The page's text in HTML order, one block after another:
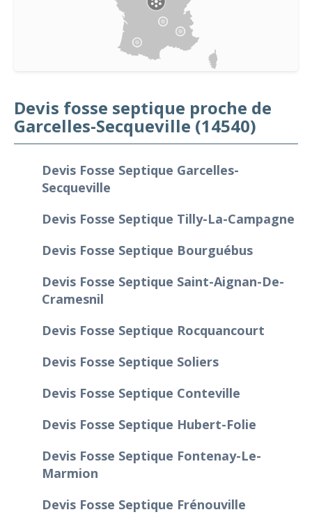
Devis fosse septique proche de
Garcelles-Secqueville (14540)
Devis Fosse Septique Garcelles-
Secqueville
Devis Fosse Septique Tilly-La-Campagne
Devis Fosse Septique Bourguébus
Devis Fosse Septique Saint-Aignan-De-
Cramesnil
Devis Fosse Septique Rocquancourt
Devis Fosse Septique Soliers
Devis Fosse Septique Conteville
Devis Fosse Septique Hubert-Folie
Devis Fosse Septique Fontenay-Le-
Marmion
Devis Fosse Septique Frénouville